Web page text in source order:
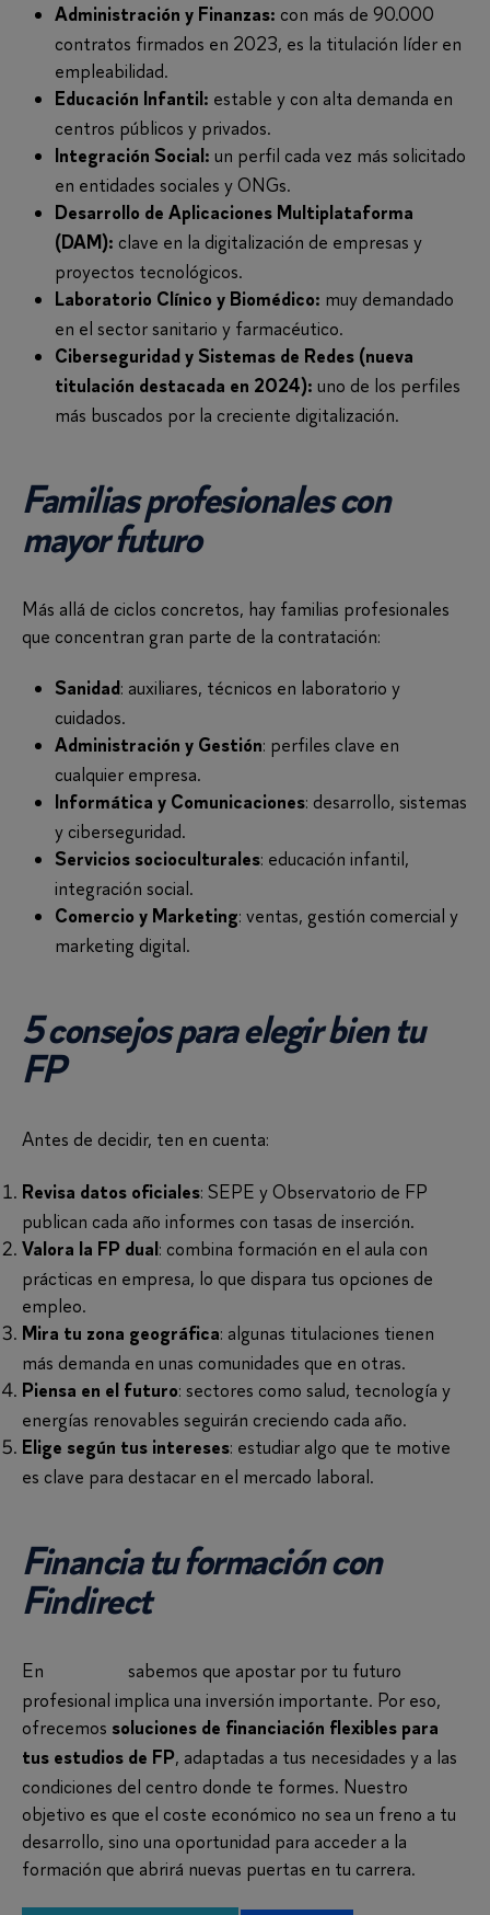
Administración y Finanzas: con más de 90.000
contratos firmados en 2023, es la titulación líder en
empleabilidad.
Educación Infantil: estable y con alta demanda en
centros públicos y privados.
Integración Social: un perfil cada vez más solicitado
en entidades sociales y ONGs.
Desarrollo de Aplicaciones Multiplataforma
(DAM): clave en la digitalización de empresas y
proyectos tecnológicos.
Laboratorio Clínico y Biomédico: muy demandado
en el sector sanitario y farmacéutico.
Ciberseguridad y Sistemas de Redes (nueva
titulación destacada en 2024): uno de los perfiles
más buscados por la creciente digitalización.
Familias profesionales con
mayor futuro
Más allá de ciclos concretos, hay familias profesionales
que concentran gran parte de la contratación:
Sanidad: auxiliares, técnicos en laboratorio y
cuidados.
Administración y Gestión: perfiles clave en
cualquier empresa.
Informática y Comunicaciones: desarrollo, sistemas
y ciberseguridad.
Servicios socioculturales: educación infantil,
integración social.
Comercio y Marketing: ventas, gestión comercial y
marketing digital.
5 consejos para elegir bien tu
FP
Antes de decidir, ten en cuenta:
Revisa datos oficiales: SEPE y Observatorio de FP
publican cada año informes con tasas de inserción.
Valora la FP dual: combina formación en el aula con
prácticas en empresa, lo que dispara tus opciones de
empleo.
Mira tu zona geográfica: algunas titulaciones tienen
más demanda en unas comunidades que en otras.
Piensa en el futuro: sectores como salud, tecnología y
energías renovables seguirán creciendo cada año.
Elige según tus intereses: estudiar algo que te motive
es clave para destacar en el mercado laboral.
Financia tu formación con
Findirect
En
sabemos que apostar por tu futuro
profesional implica una inversión importante. Por eso,
ofrecemos soluciones de financiación flexibles para
tus estudios de FP, adaptadas a tus necesidades y a las
condiciones del centro donde te formes. Nuestro
objetivo es que el coste económico no sea un freno a tu
desarrollo, sino una oportunidad para acceder a la
formación que abrirá nuevas puertas en tu carrera.